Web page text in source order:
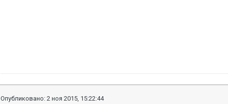
Опубликовано:2 ноя 2015, 15:22:44